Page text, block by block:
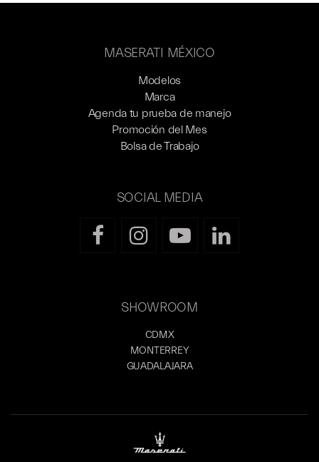
MASERATI MÉXICO
Modelos
Marca
Agenda tu prueba de manejo
Promoción del Mes
Bolsa de Trabajo
SOCIAL MEDIA
SHOWROOM
CDMX
MONTERREY
GUADALAJARA